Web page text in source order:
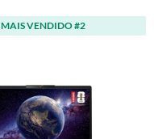
MAIS VENDIDO #2